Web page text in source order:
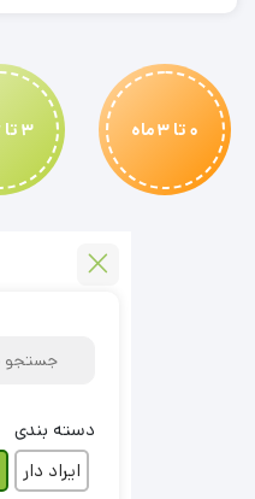
0 تا 3 ماه 3 تا 6 ماه
دسته بندی
ایراد دار